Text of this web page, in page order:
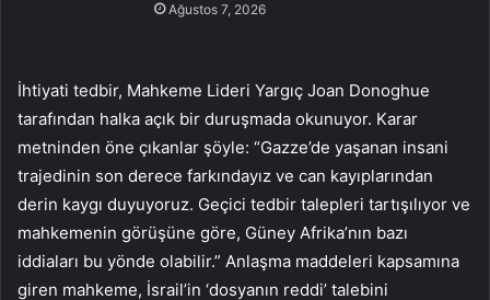
Ağustos 7, 2026
İhtiyati tedbir, Mahkeme Lideri Yargıç Joan Donoghue
tarafından halka açık bir duruşmada okunuyor. Karar
metninden öne çıkanlar şöyle: “Gazze’de yaşanan insani
trajedinin son derece farkındayız ve can kayıplarından
derin kaygı duyuyoruz. Geçici tedbir talepleri tartışılıyor ve
mahkemenin görüşüne göre, Güney Afrika’nın bazı
iddiaları bu yönde olabilir.” Anlaşma maddeleri kapsamına
giren mahkeme, İsrail’in ‘dosyanın reddi’ talebini